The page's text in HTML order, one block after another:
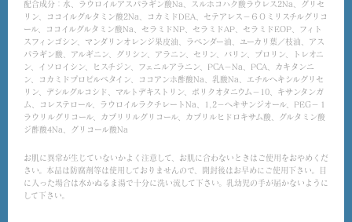
配合成分：水、ラウロイルアスパラギン酸Na、スルホコハク酸ラウレス2Na、グリセ
リン、ココイルグルタミン酸2Na、コカミドDEA、セテアレス－６０ミリスチルグリコ
ール、ココイルグルタミン酸Na、セラミドNP、セラミドAP、セラミドEOP、フィト
スフィンゴシン、マンダリンオレンジ果皮油、ラベンダー油、ユーカリ葉／枝油、アス
パラギン酸、アルギニン、グリシン、アラニン、セリン、バリン、プロリン、トレオニ
ン、イソロイシン、ヒスチジン、フェニルアラニン、PCA－Na、PCA、カキタンニ
ン、コカミドプロピルベタイン、ココアンホ酢酸Na、乳酸Na、エチルヘキシルグリセ
リン、デシルグルコシド、マルトデキストリン、ポリクオタニウム－10、キサンタンガ
ム、コレステロール、ラウロイルラクチレートNa、1,2－ヘキサンジオール、PEG－１
ラウリルグリコール、カプリリルグリコール、カプリルヒドロキサム酸、グルタミン酸
ジ酢酸4Na、グリコール酸Na
お肌に異常が生じていないかよく注意して、お肌に合わないときはご使用をおやめくだ
さい。本品は防腐剤等は使用しておりませんので、開封後はお早めにご使用下さい。目
に入った場合は水かぬるま湯で十分に洗い流して下さい。乳幼児の手が届かないように
して下さい。